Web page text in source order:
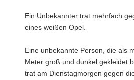
Ein Unbekannter trat mehrfach
eines weißen Opel.
Eine unbekannte Person, die als
Meter groß und dunkel gekleidet
trat am Dienstagmorgen gegen